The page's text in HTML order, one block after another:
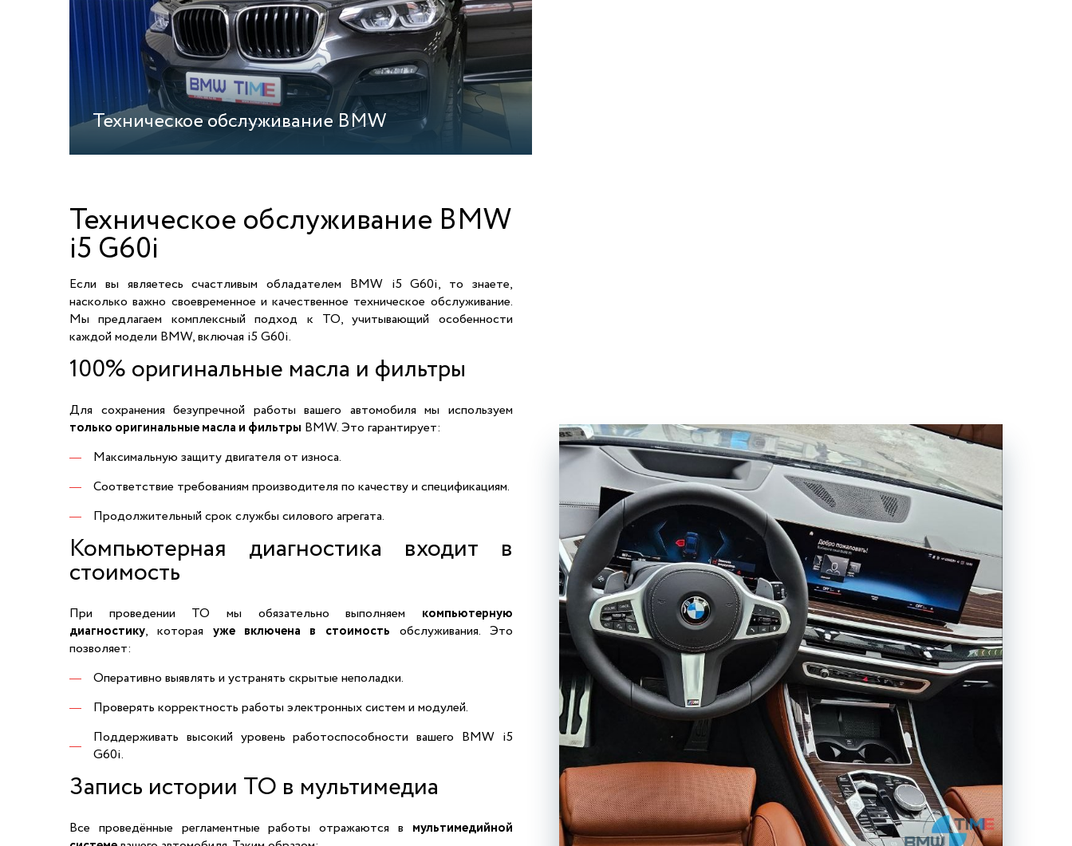
Техническое обслуживание BMW
Техническое обслуживание BMW
i5 G60i
Если вы являетесь счастливым обладателем BMW i5 G60i, то знаете,
насколько важно своевременное и качественное техническое обслуживание.
Мы предлагаем комплексный подход к ТО, учитывающий особенности
каждой модели BMW, включая i5 G60i.
100% оригинальные масла и фильтры
Для сохранения безупречной работы вашего автомобиля мы используем
только оригинальные масла и фильтры BMW. Это гарантирует:
Максимальную защиту двигателя от износа.
Соответствие требованиям производителя по качеству и спецификациям.
Продолжительный срок службы силового агрегата.
Компьютерная диагностика входит в
стоимость
При проведении ТО мы обязательно выполняем компьютерную
диагностику, котораяуже включена в стоимость обслуживания. Это
позволяет:
Оперативно выявлять и устранять скрытые неполадки.
Проверять корректность работы электронных систем и модулей.
Поддерживать высокий уровень работоспособности вашего BMW i5
G60i.
Запись истории ТО в мультимедиа
Все проведённые регламентные работы отражаются в мультимедийной